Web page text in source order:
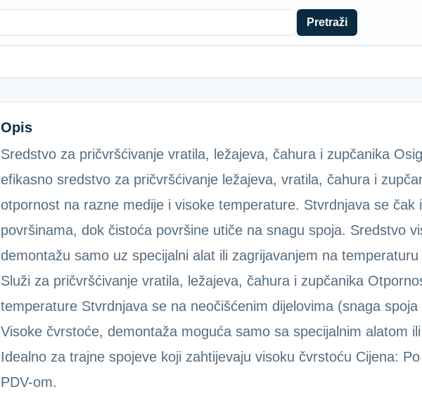
Pretraži
B(10G)OSI.LEŽAJEVA ZEL.K122
Opis
Sredstvo za pričvršćivanje vratila, ležajeva, čahura i zupčanika
efikasno sredstvo za pričvršćivanje ležajeva, vratila, čahura i
otpornost na razne medije i visoke temperature. Stvrdnjava se čak
površinama, dok čistoća površine utiče na snagu spoja. Sredstvo
demontažu samo uz specijalni alat ili zagrijavanjem na
Služi za pričvršćivanje vratila, ležajeva, čahura i zupčanika
temperature Stvrdnjava se na neočišćenim dijelovima (snaga
Visoke čvrstoće, demontaža moguća samo sa specijalnim alatom
Idealno za trajne spojeve koji zahtijevaju visoku čvrstoću Cijena:
PDV-om.